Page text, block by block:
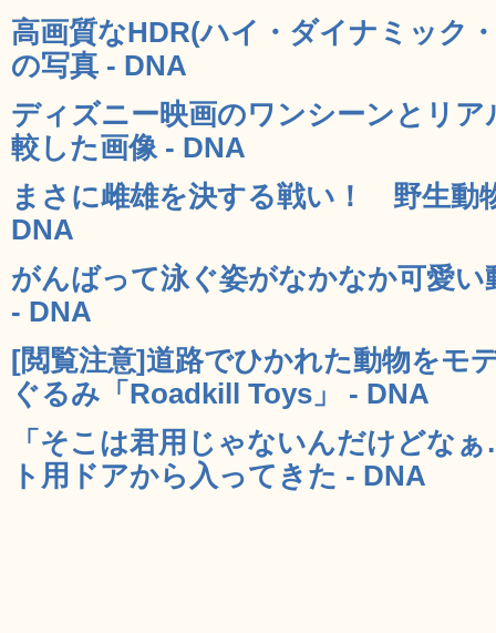
高画質なHDR(ハイ・ダイナミック
の写真 - DNA
ディズニー映画のワンシーンとリア
較した画像 - DNA
まさに雌雄を決する戦い！ 野生動
DNA
がんばって泳ぐ姿がなかなか可愛
- DNA
[閲覧注意]道路でひかれた動物をモ
ぐるみ「Roadkill Toys」 - DNA
「そこは君用じゃないんだけどな
ト用ドアから入ってきた - DNA